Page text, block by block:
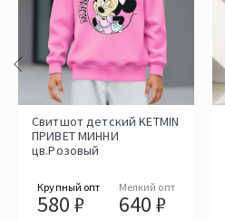
Свитшот детский KETMIN
ПРИВЕТ МИННИ
цв.Розовый
Крупный опт
580 ₽
Мелкий опт
640 ₽